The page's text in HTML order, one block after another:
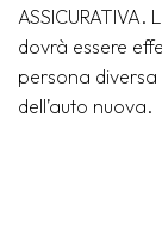
dovrà essere
persona
dell’auto nuova.